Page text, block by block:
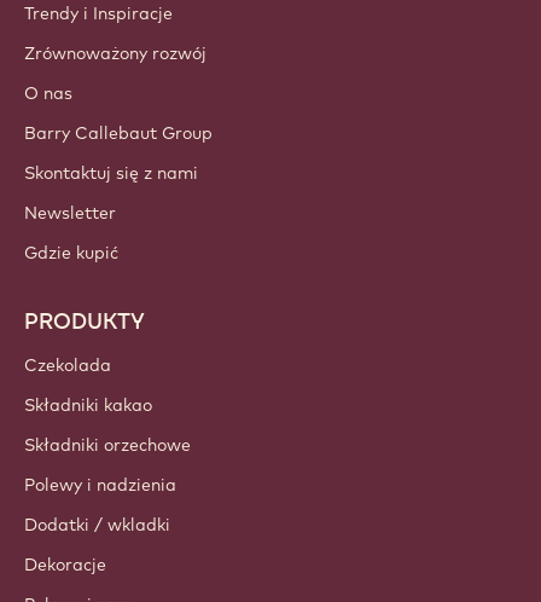
Trendy i Inspiracje
Zrównoważony rozwój
O nas
Barry Callebaut Group
Skontaktuj się z nami
Newsletter
Gdzie kupić
PRODUKTY
Czekolada
Składniki kakao
Składniki orzechowe
Polewy i nadzienia
Dodatki / wkladki
Dekoracje